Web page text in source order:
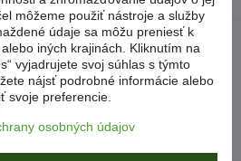
môžeme použiť nástroje a služby
údaje sa môžu preniesť k
iných krajinách. Kliknutím na
vyjadrujete svoj súhlas s týmto
nájsť podrobné informácie alebo
svoje preferencie.
osobných údajov